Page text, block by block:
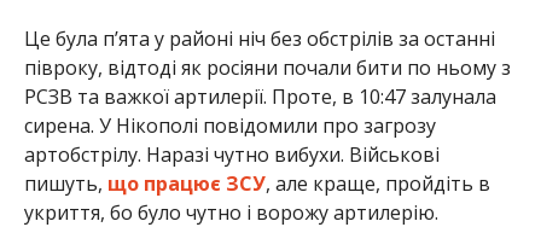
Це була п’ята у районі ніч без обстрілів за останні
півроку, відтоді як росіяни почали бити по ньому з
РСЗВ та важкої артилерії. Проте, в 10:47 залунала
сирена. У Нікополі повідомили про загрозу
артобстрілу. Наразі чутно вибухи. Військові
пишуть, що працює ЗСУ, але краще, пройдіть в
укриття, бо було чутно і ворожу артилерію.